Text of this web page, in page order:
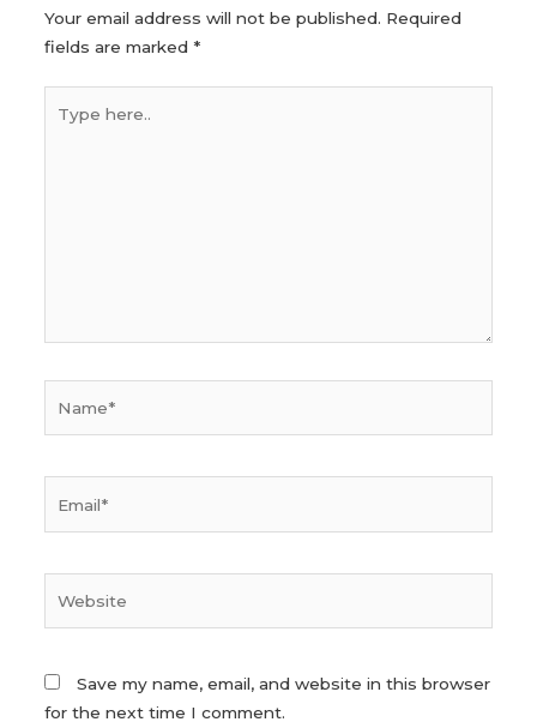
Your email address will not be published. Required
fields are marked *
here..
Save my name, email, and website in this browser
for the next time I comment.